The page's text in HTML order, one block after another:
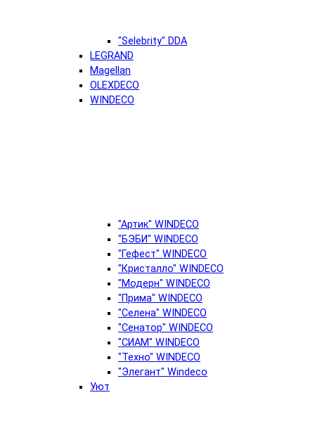
"Selebrity" DDA
LEGRAND
Magellan
OLEXDECO
WINDECO
"Артик" WINDECO
"БЭБИ" WINDECO
"Гефест" WINDECO
"Кристалло" WINDECO
"Модерн" WINDECO
"Прима" WINDECO
"Селена" WINDECO
"Сенатор" WINDECO
"СИАМ" WINDECO
"Техно" WINDECO
"Элегант" Windeco
Уют